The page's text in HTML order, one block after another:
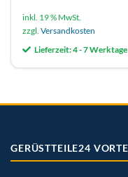
inkl. 19 % MwSt.
zzgl. Versandkosten
Lieferzeit:4 - 7 Werktage
GERÜSTTEILE24